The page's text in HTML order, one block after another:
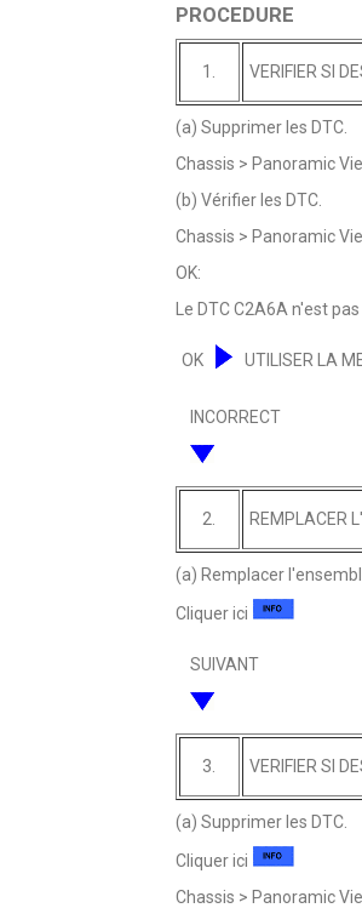
PROCEDURE
1. VERIFIER SI
(a) Supprimer les DTC.
Chassis > Panoramic
(b) Vérifier les DTC.
Chassis > Panoramic
OK:
Le DTC C2A6A n'est pas
OK UTILISER LA
INCORRECT
2. REMPLACER
(a) Remplacer
Cliquer ici
SUIVANT
3. VERIFIER SI
(a) Supprimer les DTC.
Cliquer ici
Chassis > Panoramic